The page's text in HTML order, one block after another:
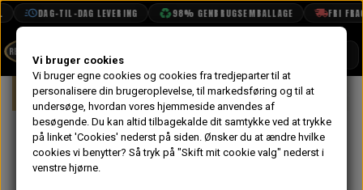
DAG-TIL-DAG LEVERING 98% GENBRUGSEMBALLAGE FRI
BOOK TID
PROJEKTER
TEKNISK DATA
Forside Mini Elektrisk System Lygter &
Baglygte Glas
Vi bruger cookies
Vi bruger egne cookies og cookies fra tredjeparter til at
personalisere din brugeroplevelse, til markedsføring og til at
undersøge, hvordan vores hjemmeside anvendes af
besøgende. Du kan altid tilbagekalde dit samtykke ved at trykke
på linket 'Cookies' nederst på siden. Ønsker du at ændre hvilke
cookies vi benytter? Så tryk på "Skift mit cookie valg" nederst i
venstre hjørne.